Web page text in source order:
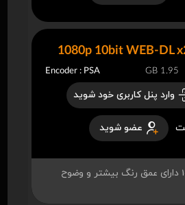
وارد پنل کاربری خود شوید
عضو شوید
1080p 10bit WEB-DL
Encoder : PSA 1.95 GB
نسخه های 10bit دارای عمق رنگ بیشتر و وضوح